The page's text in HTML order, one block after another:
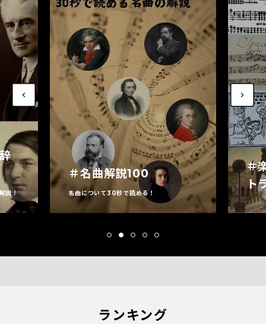
説！
＃名曲解説100
名曲について30秒で読める！
＃
ト
ランキング